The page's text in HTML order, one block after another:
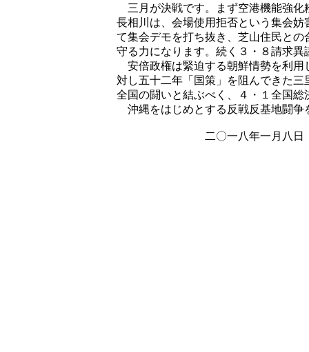
三月が決戦です。まず空港機能強化
長相川は、会場使用拒否という集会
て集会デモを打ち抜き、芝山住民と
守る力になります。続く３・８請求
安倍政権は緊迫する朝鮮情勢を利用
対し五十二年「国策」を阻んできた
全国の闘いと結ぶべく、４・１全国総
沖縄をはじめとする反戦反基地闘争
二〇一八年一月八日 三里